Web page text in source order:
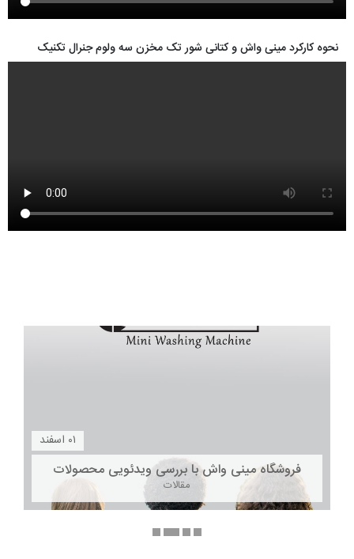
نحوه کارکرد مینی واش و کتانی شور تک مخزن سه ولوم جنرال تکنیک
۰۱ اسفند
فروشگاه مینی واش با بررسی ویدئویی محصولات
مقالات